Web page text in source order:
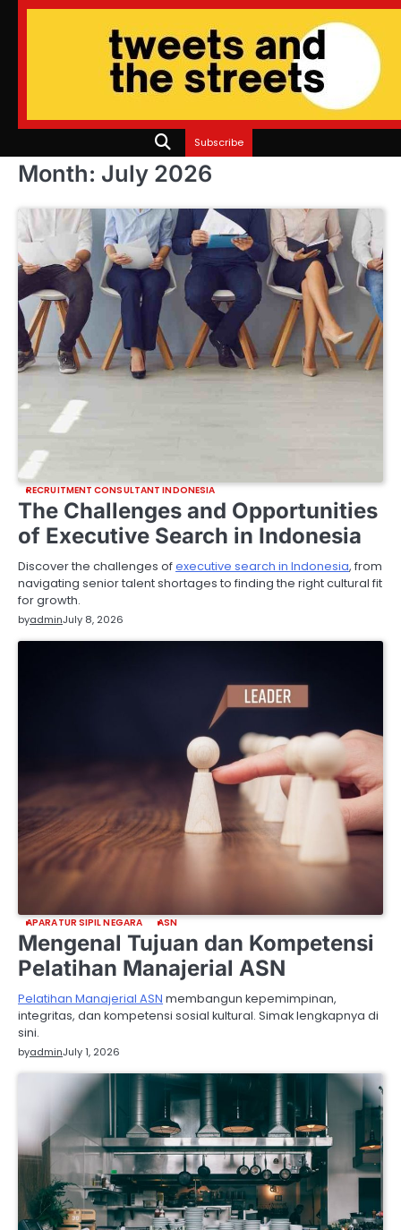
Skip
Subscribe
Month: July 2026
RECRUITMENT CONSULTANT INDONESIA
The Challenges and Opportunities
of Executive Search in Indonesia
Discover the challenges ofexecutive search in Indonesia, from
navigating senior talent shortages to finding the right cultural fit
for growth.
byadminJuly 8, 2026
APARATUR SIPIL NEGARA ASN
Mengenal Tujuan dan Kompetensi
Pelatihan Manajerial ASN
Pelatihan Manajerial ASN membangun kepemimpinan,
integritas, dan kompetensi sosial kultural. Simak lengkapnya di
sini.
byadminJuly 1, 2026